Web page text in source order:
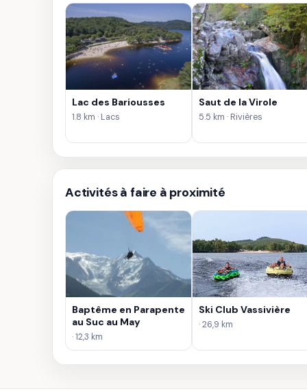
Lac des Bariousses
1.8 km · Lacs
Saut de la Virole
5.5 km · Rivières
Activités à faire à proximité
Baptême en Parapente
au Suc au May
· 12,3 km
Ski Club Vassivière
· 26,9 km